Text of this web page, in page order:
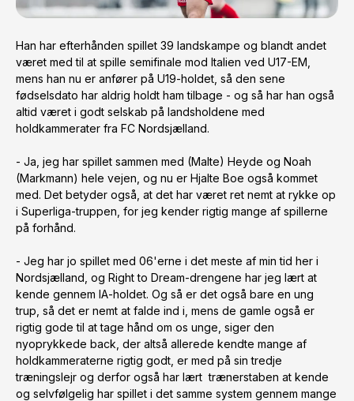
Han har efterhånden spillet 39 landskampe og blandt andet
været med til at spille semifinale mod Italien ved U17-EM,
mens han nu er anfører på U19-holdet, så den sene
fødselsdato har aldrig holdt ham tilbage - og så har han også
altid været i godt selskab på landsholdene med
holdkammerater fra FC Nordsjælland.
- Ja, jeg har spillet sammen med (Malte) Heyde og Noah
(Markmann) hele vejen, og nu er Hjalte Boe også kommet
med. Det betyder også, at det har været ret nemt at rykke op
i Superliga-truppen, for jeg kender rigtig mange af spillerne
på forhånd.
- Jeg har jo spillet med 06'erne i det meste af min tid her i
Nordsjælland, og Right to Dream-drengene har jeg lært at
kende gennem IA-holdet. Og så er det også bare en ung
trup, så det er nemt at falde ind i, mens de gamle også er
rigtig gode til at tage hånd om os unge, siger den
nyoprykkede back, der altså allerede kendte mange af
holdkammeraterne rigtig godt, er med på sin tredje
træningslejr og derfor også har lært  trænerstaben at kende
og selvfølgelig har spillet i det samme system gennem mange